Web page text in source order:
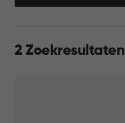
2 Zoekresultaten